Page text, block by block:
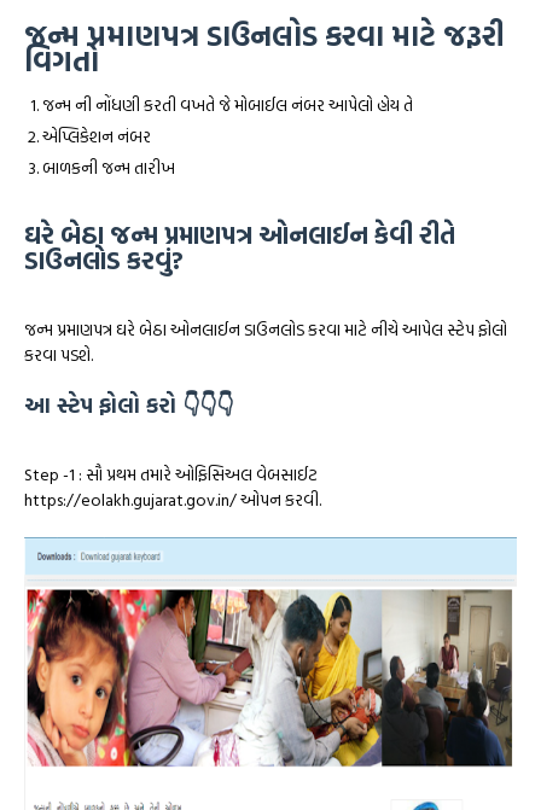
જન્મ પ્રમાણપત્ર ડાઉનલોડ કરવા માટે જરૂરી
વિગતો
જન્મ ની નોંધણી કરતી વખતે જે મોબાઈલ નંબર આપેલો હોય તે
એપ્લિકેશન નંબર
બાળકની જન્મ તારીખ
ઘરે બેઠા જન્મ પ્રમાણપત્ર ઓનલાઈન કેવી રીતે
ડાઉનલોડ કરવું?
જન્મ પ્રમાણપત્ર ઘરે બેઠા ઓનલાઈન ડાઉનલોડ કરવા માટે નીચે આપેલ સ્ટેપ ફોલો
કરવા પડશે.
આ સ્ટેપ ફોલો કરો 👇👇👇
Step -1 : સૌ પ્રથમ તમારે ઓફિસિઅલ વેબસાઈટ
https://eolakh.gujarat.gov.in/ ઓપન કરવી.